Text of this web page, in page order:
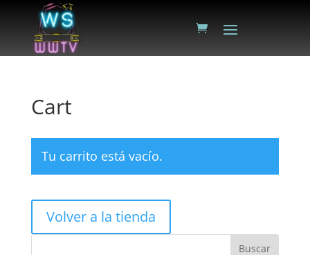
Cart
Tu carrito está vacío.
Volver a la tienda